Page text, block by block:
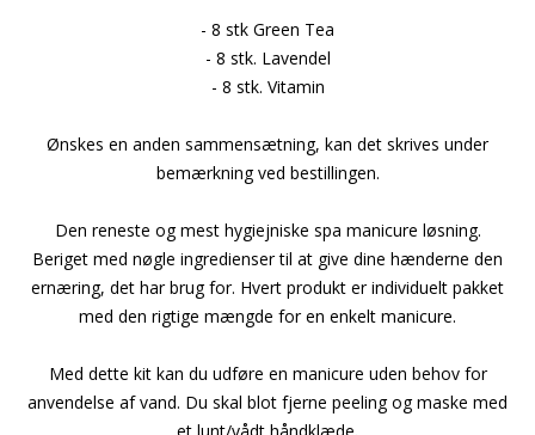
- 8 stk Green Tea
- 8 stk. Lavendel
- 8 stk. Vitamin
Ønskes en anden sammensætning, kan det skrives under
bemærkning ved bestillingen.
Den reneste og mest hygiejniske spa manicure løsning.
Beriget med nøgle ingredienser til at give dine hænderne den
ernæring, det har brug for. Hvert produkt er individuelt pakket
med den rigtige mængde for en enkelt manicure.
Med dette kit kan du udføre en manicure uden behov for
anvendelse af vand. Du skal blot fjerne peeling og maske med